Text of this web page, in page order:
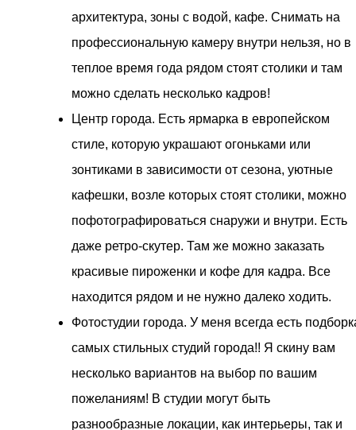
архитектура, зоны с водой, кафе. Снимать на
профессиональную камеру внутри нельзя, но в
теплое время года рядом стоят столики и там
можно сделать несколько кадров!
Центр города. Есть ярмарка в европейском
стиле, которую украшают огоньками или
зонтиками в зависимости от сезона, уютные
кафешки, возле которых стоят столики, можно
пофотографироваться снаружи и внутри. Есть
даже ретро-скутер. Там же можно заказать
красивые пироженки и кофе для кадра. Все
находится рядом и не нужно далеко ходить.
Фотостудии города. У меня всегда есть
самых стильных студий города!! Я скину вам
несколько вариантов на выбор по вашим
пожеланиям! В студии могут быть
разнообразные локации, как интерьеры, так и